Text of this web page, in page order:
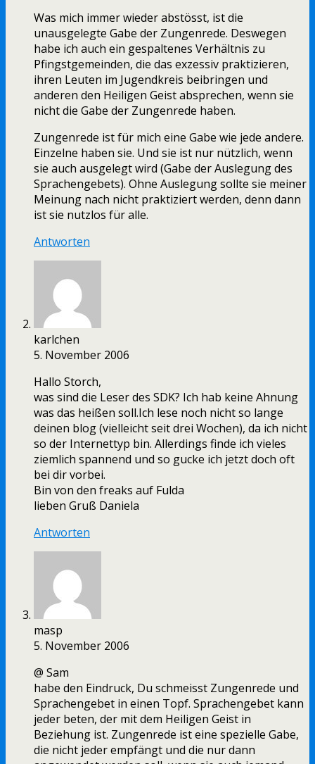
Was mich immer wieder abstösst, ist die
unausgelegte Gabe der Zungenrede. Deswegen
habe ich auch ein gespaltenes Verhältnis zu
Pfingstgemeinden, die das exzessiv praktizieren,
ihren Leuten im Jugendkreis beibringen und
anderen den Heiligen Geist absprechen, wenn sie
nicht die Gabe der Zungenrede haben.
Zungenrede ist für mich eine Gabe wie jede andere.
Einzelne haben sie. Und sie ist nur nützlich, wenn
sie auch ausgelegt wird (Gabe der Auslegung des
Sprachengebets). Ohne Auslegung sollte sie meiner
Meinung nach nicht praktiziert werden, denn dann
ist sie nutzlos für alle.
Antworten
karlchen
5. November 2006
Hallo Storch,
was sind die Leser des SDK? Ich hab keine Ahnung
was das heißen soll.Ich lese noch nicht so lange
deinen blog (vielleicht seit drei Wochen), da ich nicht
so der Internettyp bin. Allerdings finde ich vieles
ziemlich spannend und so gucke ich jetzt doch oft
bei dir vorbei.
Bin von den freaks auf Fulda
lieben Gruß Daniela
Antworten
masp
5. November 2006
@ Sam
habe den Eindruck, Du schmeisst Zungenrede und
Sprachengebet in einen Topf. Sprachengebet kann
jeder beten, der mit dem Heiligen Geist in
Beziehung ist. Zungenrede ist eine spezielle Gabe,
die nicht jeder empfängt und die nur dann